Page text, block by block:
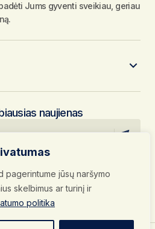
pagerintume jūsų naršymo
skelbimus ar turinį ir
politika
Jums gyventi sveikiau, geriau
naujienas
jūs patvirtinate, kad
tinkluose